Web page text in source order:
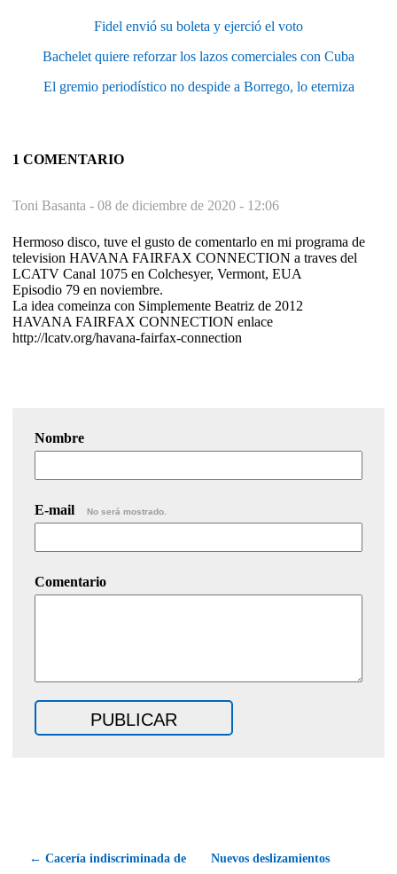
Fidel envió su boleta y ejerció el voto
Bachelet quiere reforzar los lazos comerciales con Cuba
El gremio periodístico no despide a Borrego, lo eterniza
1 COMENTARIO
Toni Basanta - 08 de diciembre de 2020 - 12:06
Hermoso disco, tuve el gusto de comentarlo en mi programa de
television HAVANA FAIRFAX CONNECTION a traves del
LCATV Canal 1075 en Colchesyer, Vermont, EUA
Episodio 79 en noviembre.
La idea comeinza con Simplemente Beatriz de 2012
HAVANA FAIRFAX CONNECTION enlace
http://lcatv.org/havana-fairfax-connection
Nombre
E-mail No será mostrado.
Comentario
← Cacería indiscriminada de Nuevos deslizamientos